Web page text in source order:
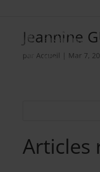
Jeannine
par Accueil | Mar 7,
Articles